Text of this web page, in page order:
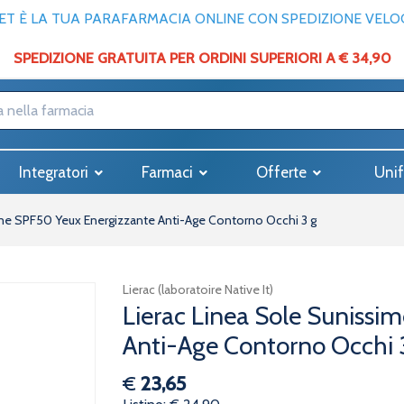
È LA TUA PARAFARMACIA ONLINE CON SPEDIZIONE
SPEDIZIONE GRATUITA PER ORDINI SUPERIORI A € 34,90
Integratori Farmaci Offerte
SPF50 Yeux Energizzante Anti-Age Contorno Occhi 3 g
Lierac (laboratoire Native It)
Lierac Linea Sole
Anti-Age Contorno Occhi
€ 23,65